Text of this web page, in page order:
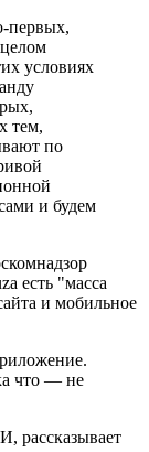
первых,
условиях
тем,
по
и будем
есть "масса
и мобильное
что — не
рассказывает